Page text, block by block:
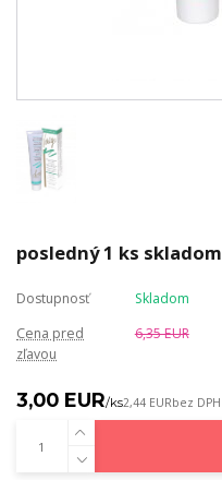
posledný 1 ks skladom
Dostupnosť
Skladom
Cena pred
zľavou
6,35 EUR
3,00 EUR/ks2,44 EURbez DPH